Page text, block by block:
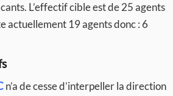
L’effectif cible est de 25 agents
actuellement 19 agents donc : 6
n’a de cesse d’interpeller la direction